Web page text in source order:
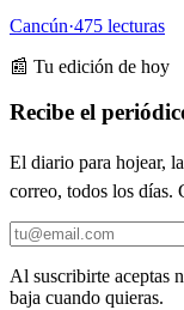
Cancún·475 lecturas
📰 Tu edición de hoy
Recibe el
El diario para hojear,
correo, todos los días.
Al suscribirte aceptas
baja cuando quieras.